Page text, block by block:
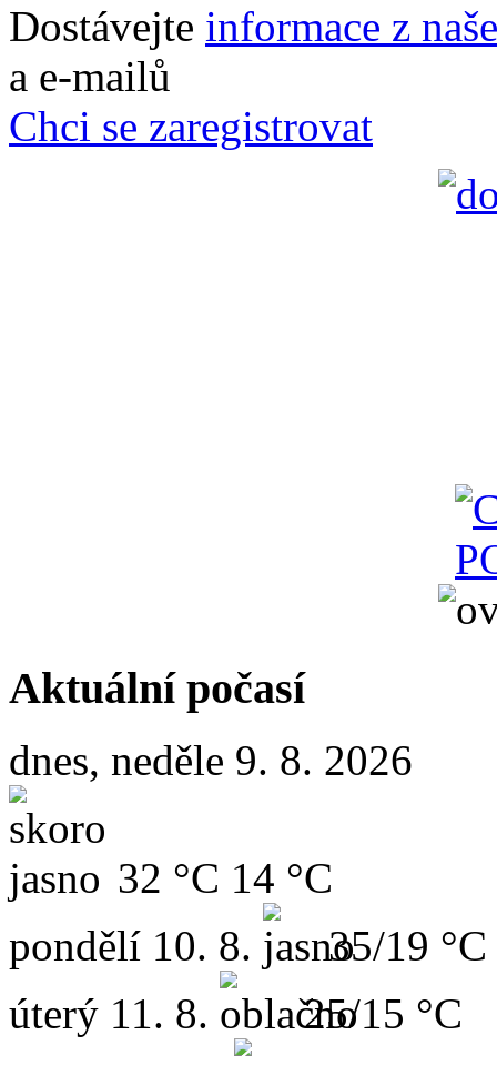
Dostávejte informace z
a e-mailů
Chci se zaregistrovat
Aktuální počasí
dnes, neděle 9. 8. 2026
32 °C 14 °C
pondělí 10. 8.
35/19 °C
úterý 11. 8.
25/15 °C